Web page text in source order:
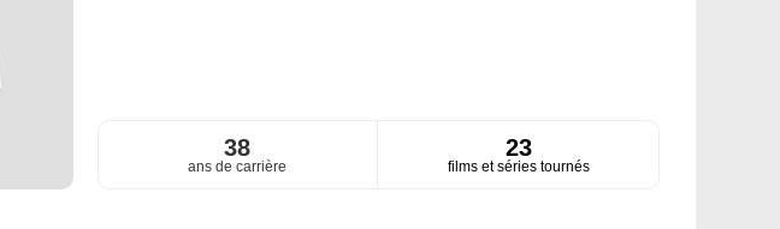
38
ans de carrière
23
films et séries tournés